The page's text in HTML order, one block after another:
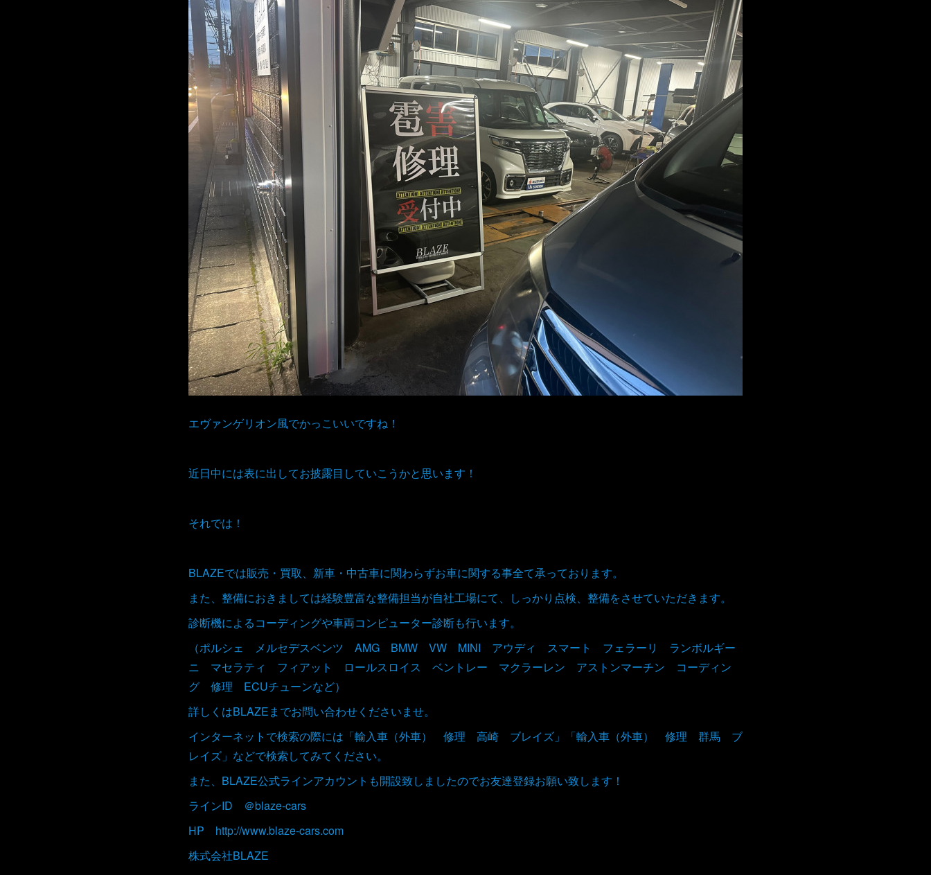
エヴァンゲリオン風でかっこいいですね！
近日中には表に出してお披露目していこうかと思います！
それでは！
BLAZEでは販売・買取、新車・中古車に関わらずお車に関する事全て承っております。
また、整備におきましては経験豊富な整備担当が自社工場にて、しっかり点検、整備をさせていただきます。
診断機によるコーディングや車両コンピューター診断も行います。
（ポルシェ メルセデスベンツ AMG BMW VW MINI アウディ スマート フェラーリ ランボルギー
ニ マセラティ フィアット ロールスロイス ベントレー マクラーレン アストンマーチン コーディン
グ 修理 ECUチューンなど）
詳しくはBLAZEまでお問い合わせくださいませ。
インターネットで検索の際には「輸入車（外車） 修理 高崎 ブレイズ」「輸入車（外車） 修理 群馬 ブ
レイズ」などで検索してみてください。
また、BLAZE公式ラインアカウントも開設致しましたのでお友達登録お願い致します！
ラインID ＠blaze-cars
HP http://www.blaze-cars.com
株式会社BLAZE